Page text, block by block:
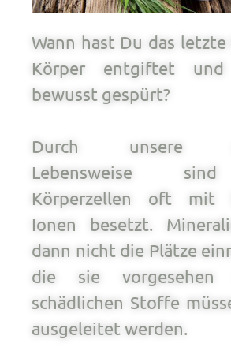
Wann hast Du das letzte
Körper entgiftet
bewusst gespürt?
Durch unsere
Lebensweise
Körperzellen oft mit
Ionen besetzt.
dann nicht die Plätze
die sie
schädlichen Stoffe
ausgeleitet werden.